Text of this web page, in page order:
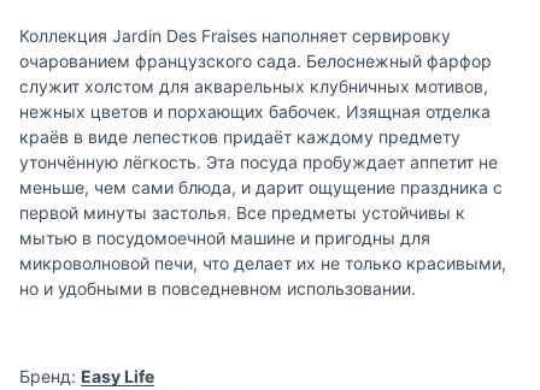
Коллекция Jardin Des Fraises наполняет сервировку
очарованием французского сада. Белоснежный фарфор
служит холстом для акварельных клубничных мотивов,
нежных цветов и порхающих бабочек. Изящная отделка
краёв в виде лепестков придаёт каждому предмету
утончённую лёгкость. Эта посуда пробуждает аппетит не
меньше, чем сами блюда, и дарит ощущение праздника с
первой минуты застолья. Все предметы устойчивы к
мытью в посудомоечной машине и пригодны для
микроволновой печи, что делает их не только красивыми,
но и удобными в повседневном использовании.
Бренд: Easy Life